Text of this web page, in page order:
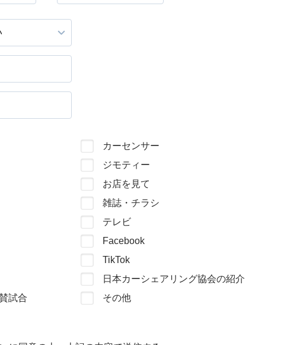
カーセンサー
ジモティー
お店を見て
雑誌・チラシ
テレビ
Facebook
TikTok
日本カーシェアリング協会の紹介
試合
その他